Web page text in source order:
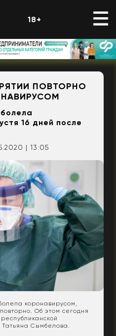
18+
ПОВТОРНО
16 дней после
| 13:05
коронавирусом,
Об этом сегодня
Сымбелова.